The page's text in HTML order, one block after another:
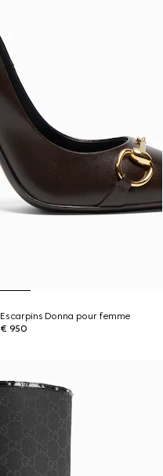
Escarpins Donna pour femme
€ 950